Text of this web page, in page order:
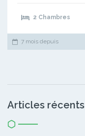
2 Chambres
7 mois depuis
Articles récents